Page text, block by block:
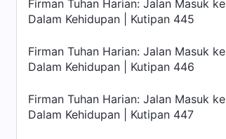
Firman Tuhan Harian: Jalan Masuk ke
Dalam Kehidupan | Kutipan 445
Firman Tuhan Harian: Jalan Masuk ke
Dalam Kehidupan | Kutipan 446
Firman Tuhan Harian: Jalan Masuk ke
Dalam Kehidupan | Kutipan 447